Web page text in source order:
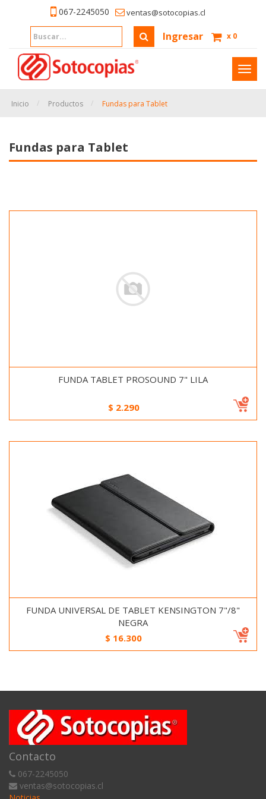
067-2245050 ventas@sotocopias.cl
Ingresar x 0
Inicio Productos Fundas para Tablet
Fundas para Tablet
FUNDA TABLET PROSOUND 7" LILA
$ 2.290
FUNDA UNIVERSAL DE TABLET KENSINGTON 7"/8"
NEGRA
$ 16.300
Contacto
067-2245050
ventas@sotocopias.cl